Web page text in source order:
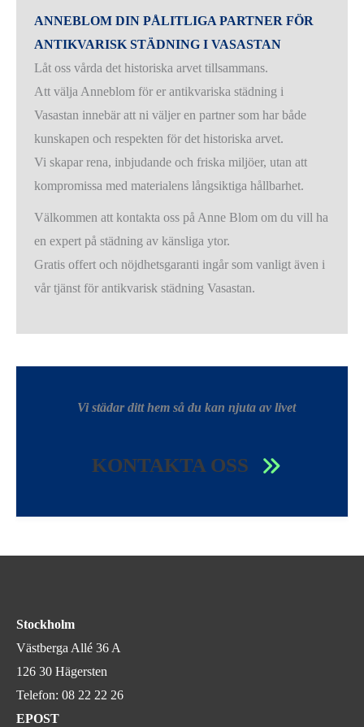
ANNEBLOM DIN PÅLITLIGA PARTNER FÖR
ANTIKVARISK STÄDNING I VASASTAN
Låt oss vårda det historiska arvet tillsammans.
Att välja Anneblom för er antikvariska städning i
Vasastan innebär att ni väljer en partner som har både
kunskapen och respekten för det historiska arvet.
Vi skapar rena, inbjudande och friska miljöer, utan att
kompromissa med materialens långsiktiga hållbarhet.
Välkommen att kontakta oss på Anne Blom om du vill ha
en expert på städning av känsliga ytor.
Gratis offert och nöjdhetsgaranti ingår som vanligt även i
vår tjänst för antikvarisk städning Vasastan.
Vi städar ditt hem så du kan njuta av livet
KONTAKTA OSS
Stockholm
Västberga Allé 36 A
126 30 Hägersten
Telefon: 08 22 22 26
EPOST